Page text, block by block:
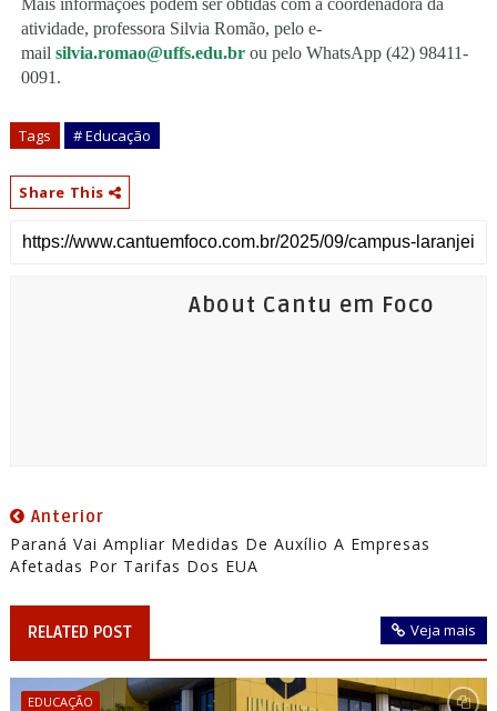
atividade, professora Silvia Romão, pelo e-
mail silvia.romao@uffs.edu.brou pelo WhatsApp (42) 98411-
0091.
Tags # Educação
Share This
About Cantu em Foco
Anterior
Paraná Vai Ampliar Medidas De Auxílio A Empresas
Afetadas Por Tarifas Dos EUA
RELATED POST Veja mais
EDUCAÇÃO